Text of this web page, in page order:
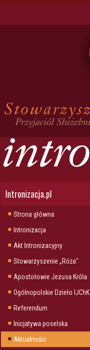
Intronizacja.pl
Strona główna
Intronizacja
Akt Intronizacyjny
Stowarzyszenie „Róża"
Apostołowie Jezusa Króla
Ogólnopolskie Dzieło IJChK
Referendum
Inicjatywa poselska
Aktualności